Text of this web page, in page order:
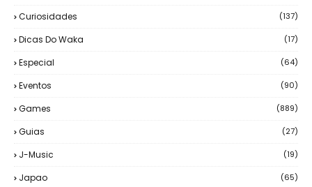
Curiosidades (137)
Dicas Do Waka (17)
Especial (64)
Eventos (90)
Games (889)
Guias (27)
J-Music (19)
Japao (65)